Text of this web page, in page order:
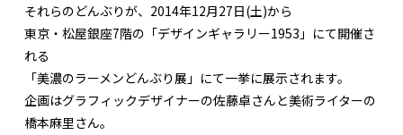
それらのどんぶりが、2014年12月27日(土)から
東京・松屋銀座7階の「デザインギャラリー1953」にて開催さ
れる
「美濃のラーメンどんぶり展」にて一挙に展示されます。
企画はグラフィックデザイナーの佐藤卓さんと美術ライターの
橋本麻里さん。